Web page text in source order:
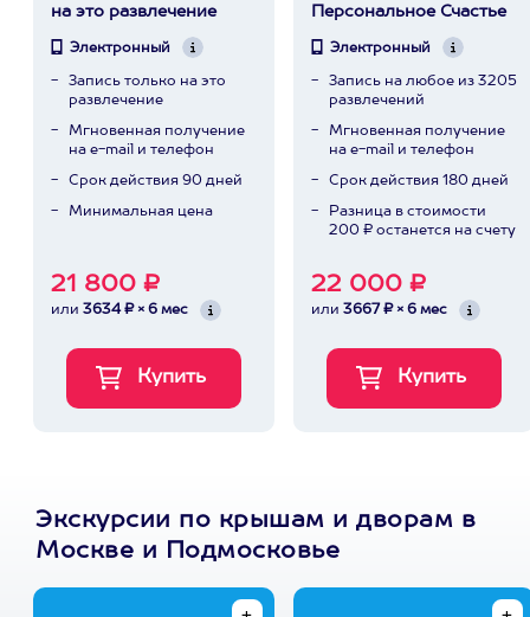
на это развлечение
Электронный
Запись только на это
развлечение
Мгновенная получение
на e-mail и телефон
Срок действия 90 дней
Минимальная цена
21 800 ₽
или 3634 ₽ × 6 мес
Персональное Счастье
Электронный
Запись на любое из 3205
развлечений
Мгновенная получение
на e-mail и телефон
Срок действия 180 дней
Разница в стоимости
200 ₽ останется на счету
22 000 ₽
или 3667 ₽ × 6 мес
Экскурсии по крышам и дворам в
Москве и Подмосковье